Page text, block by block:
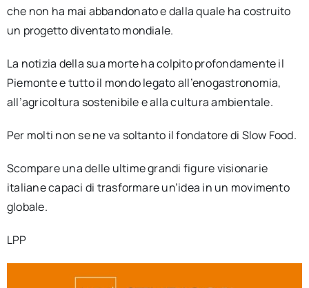
che non ha mai abbandonato e dalla quale ha costruito
un progetto diventato mondiale.
La notizia della sua morte ha colpito profondamente il
Piemonte e tutto il mondo legato all’enogastronomia,
all’agricoltura sostenibile e alla cultura ambientale.
Per molti non se ne va soltanto il fondatore di Slow Food.
Scompare una delle ultime grandi figure visionarie
italiane capaci di trasformare un’idea in un movimento
globale.
LPP